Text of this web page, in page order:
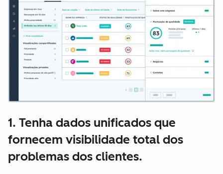
1. Tenha dados unificados que
fornecem visibilidade total dos
problemas dos clientes.